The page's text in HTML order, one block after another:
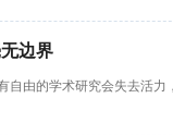
边界
自由的学术研究会失去活力